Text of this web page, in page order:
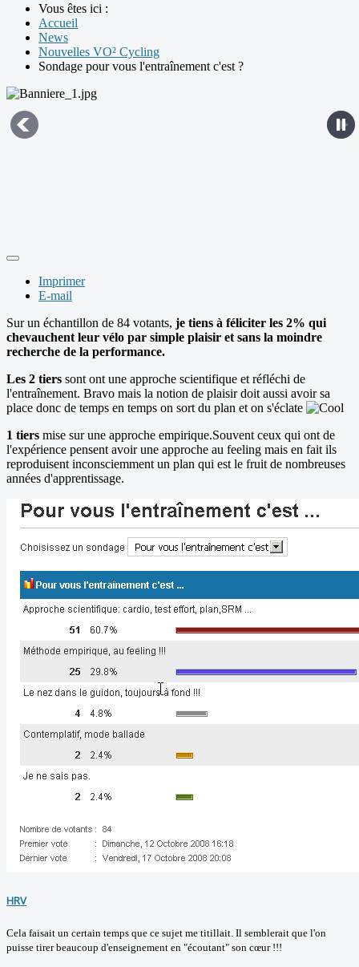
Vous êtes ici :
Accueil
News
Nouvelles VO² Cycling
Sondage pour vous l'entraînement c'est ?
Imprimer
E-mail
Sur un échantillon de 84 votants, je tiens à féliciter les 2% qui
chevauchent leur vélo par simple plaisir et sans la moindre
recherche de la performance.
Les 2 tiers sont ont une approche scientifique et réfléchi de
l'entraînement. Bravo mais la notion de plaisir doit aussi avoir sa
place donc de temps en temps on sort du plan et on s'éclate
1 tiers mise sur une approche empirique.Souvent ceux qui ont de
l'expérience pensent avoir une approche au feeling mais en fait ils
reproduisent inconsciemment un plan qui est le fruit de nombreuses
années d'apprentissage.
HRV
Cela faisait un certain temps que ce sujet me titillait. Il semblerait que l'on
puisse tirer beaucoup d'enseignement en "écoutant" son cœur !!!